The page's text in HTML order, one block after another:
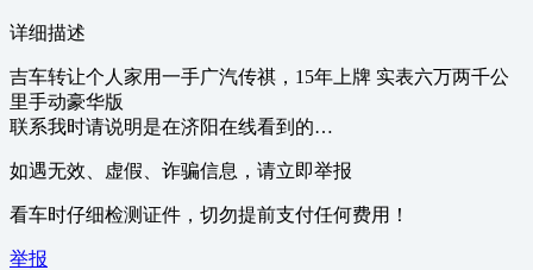
详细描述
吉车转让个人家用一手广汽传祺，15年上牌 实表六万两千公
里手动豪华版
联系我时请说明是在济阳在线看到的…
如遇无效、虚假、诈骗信息，请立即举报
看车时仔细检测证件，切勿提前支付任何费用！
举报